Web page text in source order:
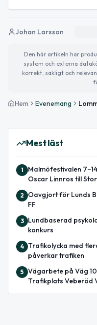
Johan Larsson
Den här artikeln har
system och externa
korrekt, sakligt och
Hem Evenemang
Mest läst
1
Malmöfestivalen
Oscar Linnros till
2
Oavgjort för Lunds
FF
3
Lundbaserad
konkurs
4
Trafikolycka med
påverkar trafiken
5 Vägarbete på Väg
Trafikplats Veberöd